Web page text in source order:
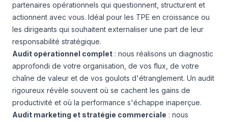
partenaires opérationnels qui questionnent, structurent et
actionnent avec vous. Idéal pour les TPE en croissance ou
les dirigeants qui souhaitent externaliser une part de leur
responsabilité stratégique.
Audit opérationnel complet : nous réalisons un diagnostic
approfondi de votre organisation, de vos flux, de votre
chaîne de valeur et de vos goulots d'étranglement. Un audit
rigoureux révèle souvent où se cachent les gains de
productivité et où la performance s'échappe inaperçue.
Audit marketing et stratégie commerciale : nous